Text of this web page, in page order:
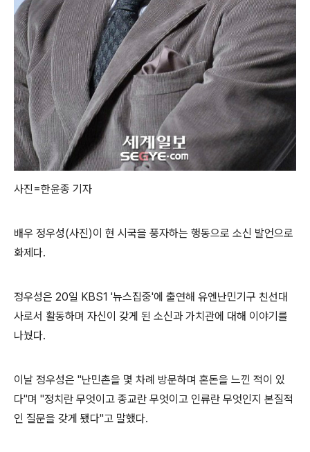
사진=한윤종 기자
배우 정우성(사진)이 현 시국을 풍자하는 행동으로 소신 발언으로
화제다.
정우성은 20일 KBS1 '뉴스집중'에 출연해 유엔난민기구 친선대
사로서 활동하며 자신이 갖게 된 소신과 가치관에 대해 이야기를
나눴다.
이날 정우성은 "난민촌을 몇 차례 방문하며 혼돈을 느낀 적이 있
다"며 "정치란 무엇이고 종교란 무엇이고 인류란 무엇인지 본질적
인 질문을 갖게 됐다"고 말했다.